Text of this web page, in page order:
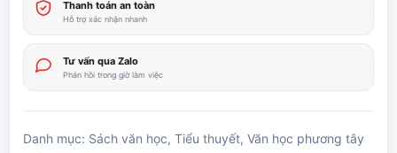
Thanh toán an toàn
Hỗ trợ xác nhận nhanh
Tư vấn qua Zalo
Phản hồi trong giờ làm việc
Danh mục: Sách văn học, Tiểu thuyết, Văn học phương tây